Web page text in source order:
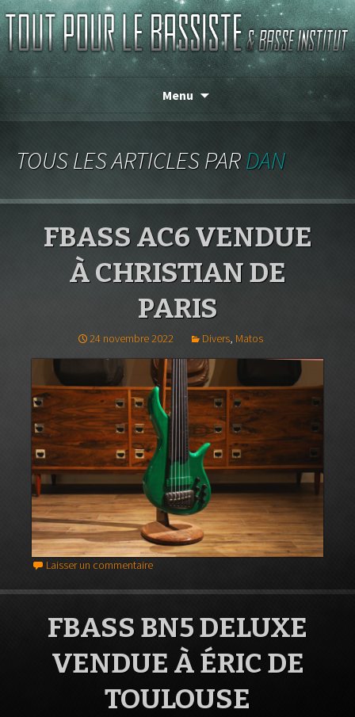
TOUT POUR LE BASSISTE
Menu
TOUS LES ARTICLES PARDAN
FBASS AC6 VENDUE
À CHRISTIAN DE
PARIS
24 novembre 2022 Divers, Matos
Laisser un commentaire
FBASS BN5 DELUXE
VENDUE À ÉRIC DE
TOULOUSE